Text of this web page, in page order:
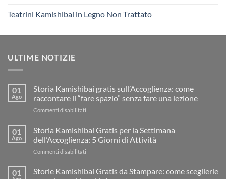
Teatrini Kamishibai in Legno Non Trattato
ULTIME NOTIZIE
01
Ago
Storia Kamishibai gratis sull’Accoglienza: come
raccontare il “fare spazio” senza fare una lezione
Commenti disabilitati
Kamishibai
gratis
sull’Accoglienza:
il
01
Ago
Storia Kamishibai Gratis per la Settimana
dell’Accoglienza: 5 Giorni di Attività
Commenti disabilitati
Kamishibai
Gratis
01
Storie Kamishibai Gratis da Stampare: come sceglierle